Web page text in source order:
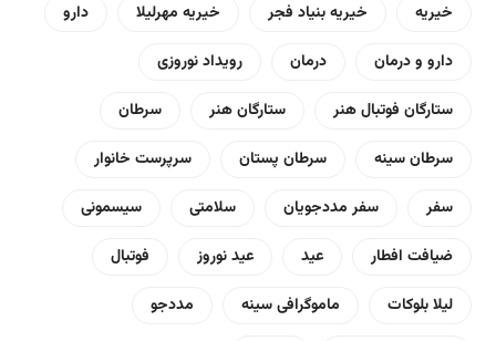
خیریه
خیریه بنیاد فجر خیریه مهرلیلا
دارو
دارو و درمان
درمان
رویداد نوروزی
ستارگان فوتبال هنر
ستارگان هنر
سرطان
سرطان سینه
سرطان پستان
سرپرست خانوار
سفر
سفر مددجویان سلامتی
سیسمونی
ضیافت افطار
عید عید نوروز
فوتبال
لیلا بلوکات
ماموگرافی سینه
مددجو